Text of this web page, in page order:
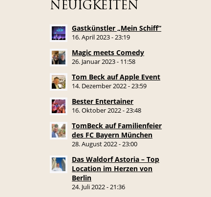
NEUIGKEITEN
Gastkünstler „Mein Schiff“
16. April 2023 - 23:19
Magic meets Comedy
26. Januar 2023 - 11:58
Tom Beck auf Apple Event
14. Dezember 2022 - 23:59
Bester Entertainer
16. Oktober 2022 - 23:48
TomBeck auf Familienfeier
des FC Bayern München
28. August 2022 - 23:00
Das Waldorf Astoria – Top
Location im Herzen von
Berlin
24. Juli 2022 - 21:36